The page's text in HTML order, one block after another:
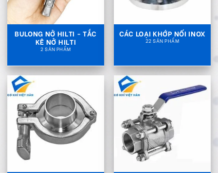
BULONG NỞ HILTI - TẮC
KÊ NỞ HILTI
CÁC LOẠI KHỚP NỐI INOX